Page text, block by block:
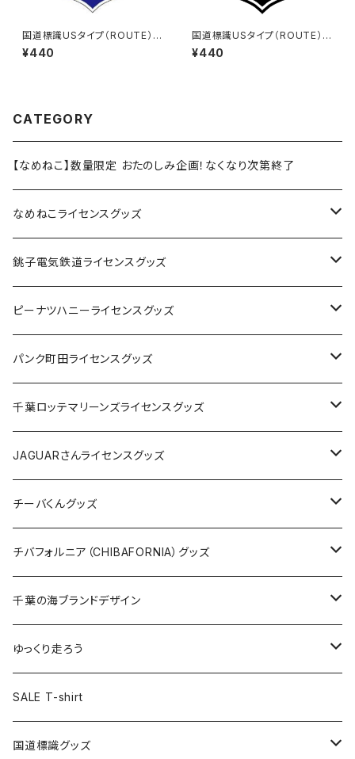
国道標識USタイプ（ROUTE）ス
テッカー 410号線
¥440
国道標識USタイプ（ROUTE）ス
テッカー 418号線（ブラック）
¥440
CATEGORY
【なめねこ】数量限定 おたのしみ企画！なくなり次第終了
なめねこライセンスグッズ
Tシャツ
キャップ
ステッカー
缶バッジ
ホテルキーホルダー
銚子電気鉄道ライセンスグッズ
ステッカー
缶バッジ
アクリルキーホルダー
ホテルキーホルダー
クリアファイル
Tシャツ
キャップ
トートバッグ
ランチバッグ
エコバッグ
ピーナツハニーライセンスグッズ
Tシャツ
キャップ
バッグ
ステッカー
缶バッジ
キーホルダー
クリアファイル
パンク町田ライセンスグッズ
Tシャツ
キャップ
バッグ
ステッカー
缶バッジ
キーホルダー
クリアファイル
千葉ロッテマリーンズライセンスグッズ
ステッカー
ステッカー
ステッカー大
缶バッジ
缶バッジ32mm
缶バッジ54mm
エコバッグ
JAGUARさんコラボグッズ
Tシャツ
ステッカー
サコッシュ
ホテルキーホルダー
モーテルキーホルダー
JAGUARさんライセンスグッズ
Tシャツ
ステッカー
缶バッジ
クリアファイル
マスク
エコバッグ
チーバくんグッズ
Tシャツ
キャップ
エコバッグ
ステッカー
モーテルキーホルダー
チバフォルニア（CHIBAFORNIA）グッズ
Tシャツ
キャップ
ステッカー
ホテルキーホルダー
千葉の海ブランドデザイン
Tシャツ
キャップ
ステッカー
ゆっくり走ろう
Tシャツ
ステッカー
SALE T-shirt
国道標識グッズ